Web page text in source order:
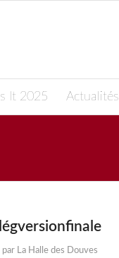
It 2025 Actualités
par La Halle des Douves